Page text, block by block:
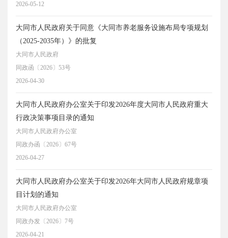
2026-05-12
大同市人民政府关于同意《大同市养老服务设施布局专项规划
（2025-2035年）》的批复
大同市人民政府
同政函〔2026〕53号
2026-04-30
大同市人民政府办公室关于印发2026年度大同市人民政府重大
行政决策事项目录的通知
大同市人民政府办公室
同政办函〔2026〕67号
2026-04-27
大同市人民政府办公室关于印发2026年大同市人民政府规章项
目计划的通知
大同市人民政府办公室
同政办发〔2026〕7号
2026-04-21